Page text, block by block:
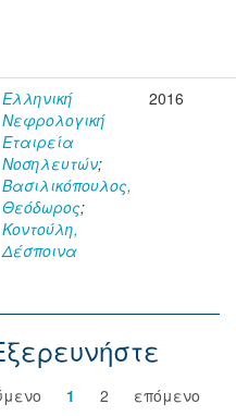
Ελληνική
Νεφρολογική
Εταιρεία
Νοσηλευτών;
Βασιλικόπουλος,
Θεόδωρος;
Κοντούλη,
Δέσποινα
2016
1 2 επόμενο